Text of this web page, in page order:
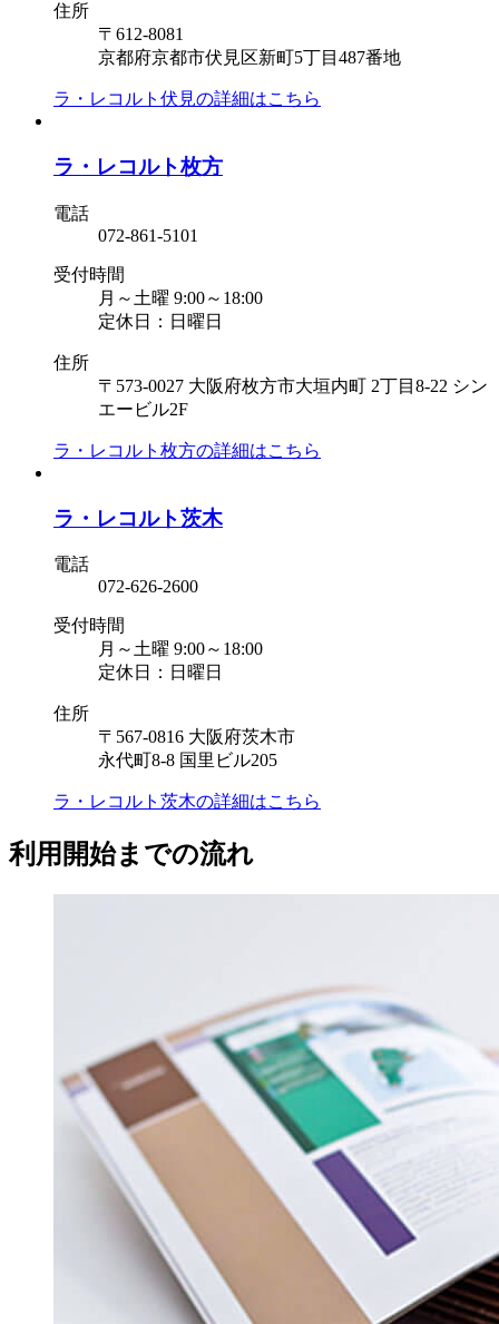
住所
〒612-8081
京都府京都市伏見区新町5丁目487番地
ラ・レコルト伏見の詳細はこちら
ラ・レコルト枚方
電話
072-861-5101
受付時間
月～土曜 9:00～18:00
定休日：日曜日
住所
〒573-0027 大阪府枚方市大垣内町 2丁目8-22 シン
エービル2F
ラ・レコルト枚方の詳細はこちら
ラ・レコルト茨木
電話
072-626-2600
受付時間
月～土曜 9:00～18:00
定休日：日曜日
住所
〒567-0816 大阪府茨木市
永代町8-8 国里ビル205
ラ・レコルト茨木の詳細はこちら
利用開始までの流れ